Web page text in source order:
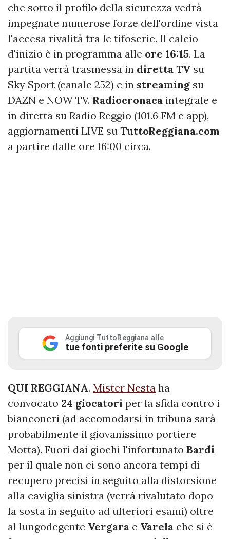
che sotto il profilo della sicurezza vedrà
impegnate numerose forze dell'ordine vista
l'accesa rivalità tra le tifoserie. Il calcio
d'inizio è in programma alle ore 16:15. La
partita verrà trasmessa in diretta TV su
Sky Sport (canale 252) e in streaming su
DAZN e NOW TV. Radiocronaca integrale e
in diretta su Radio Reggio (101.6 FM e app),
aggiornamenti LIVE su TuttoReggiana.com
a partire dalle ore 16:00 circa.
Aggiungi TuttoReggiana alle
tue fonti preferite su Google
QUI REGGIANA. Mister Nesta ha
convocato 24 giocatori per la sfida contro i
bianconeri (ad accomodarsi in tribuna sarà
probabilmente il giovanissimo portiere
Motta). Fuori dai giochi l'infortunato Bardi
per il quale non ci sono ancora tempi di
recupero precisi in seguito alla distorsione
alla caviglia sinistra (verrà rivalutato dopo
la sosta in seguito ad ulteriori esami) oltre
al lungodegente Vergara e Varela che si è